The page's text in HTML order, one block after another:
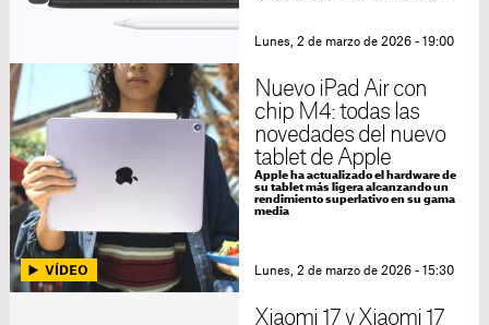
Lunes, 2 de marzo de 2026 - 19:00
Nuevo iPad Air con
chip M4: todas las
novedades del nuevo
tablet de Apple
Apple ha actualizado el hardware de
su tablet más ligera alcanzando un
rendimiento superlativo en su gama
media
Lunes, 2 de marzo de 2026 - 15:30
Xiaomi 17 y Xiaomi 17